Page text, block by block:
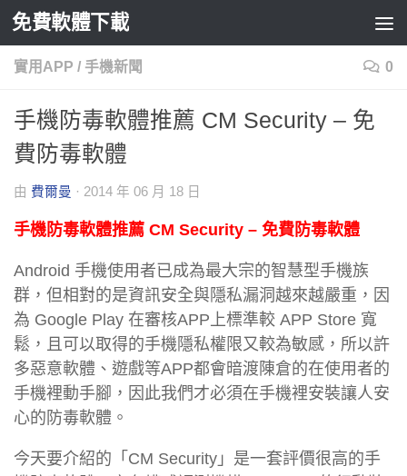
Skip to content
免費軟體下載
實用APP / 手機新聞 0
手機防毒軟體推薦 CM Security – 免
費防毒軟體
由 費爾曼 · 2014 年 06 月 18 日
手機防毒軟體推薦 CM Security – 免費防毒軟體
Android 手機使用者已成為最大宗的智慧型手機族
群，但相對的是資訊安全與隱私漏洞越來越嚴重，因
為 Google Play 在審核APP上標準較 APP Store 寬
鬆，且可以取得的手機隱私權限又較為敏感，所以許
多惡意軟體、遊戲等APP都會暗渡陳倉的在使用者的
手機裡動手腳，因此我們才必須在手機裡安裝讓人安
心的防毒軟體。
今天要介紹的「CM Security」是一套評價很高的手